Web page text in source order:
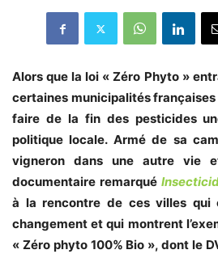
Alors que la loi « Zéro Phyto »
certaines municipalités françaises
faire de la fin des pesticides
politique locale. Armé de sa
vigneron dans une autre vie
documentaire remarqué
à la rencontre de ces villes
changement et qui montrent
« Zéro phyto 100% Bio », dont le